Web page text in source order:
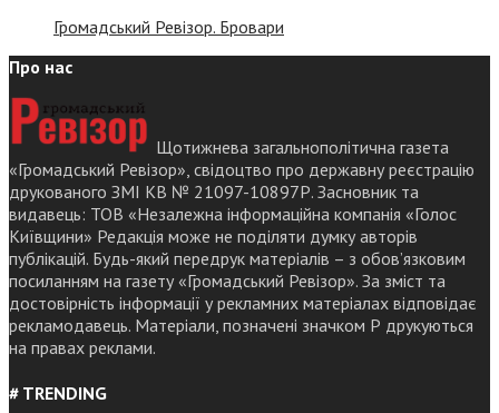
Громадський Ревізор. Бровари
Про нас
Щотижнева загальнополітична газета
«Громадський Ревізор», свідоцтво про державну реєстрацію
друкованого ЗМІ КВ № 21097-10897Р. Засновник та
видавець: ТОВ «Незалежна інформаційна компанія «Голос
Київщини» Редакція може не поділяти думку авторів
публікацій. Будь-який передрук матеріалів – з обов’язковим
посиланням на газету «Громадський Ревізор». За зміст та
достовірність інформації у рекламних матеріалах відповідає
рекламодавець. Матеріали, позначені значком Р друкуються
на правах реклами.
# TRENDING